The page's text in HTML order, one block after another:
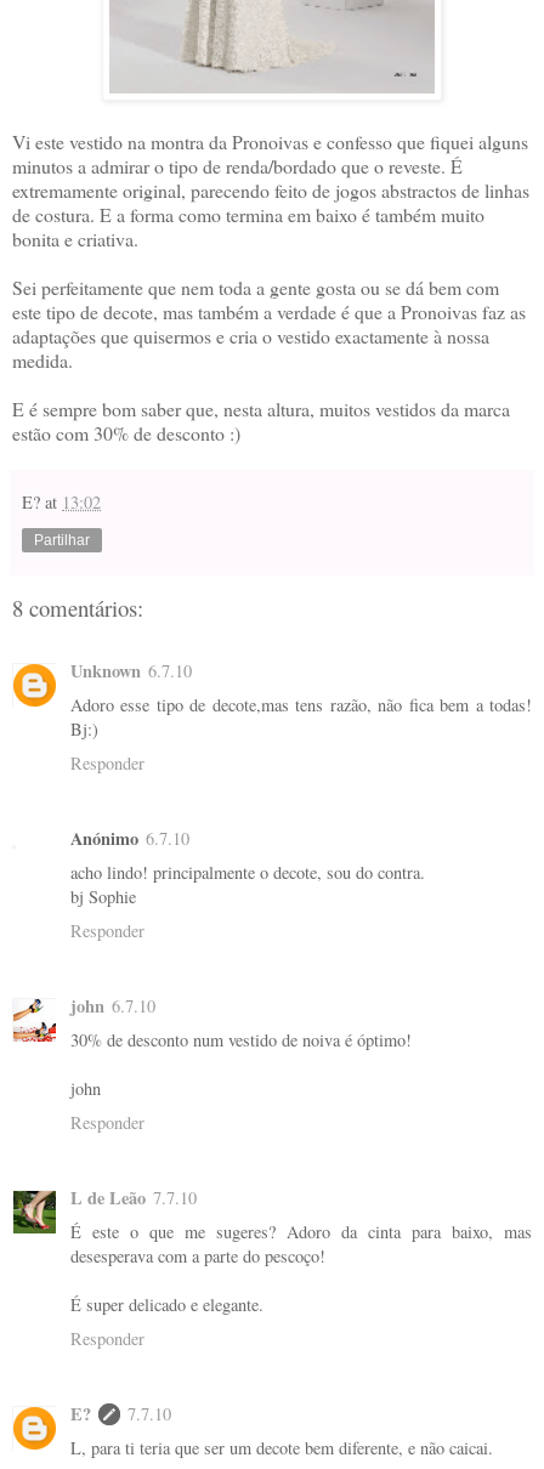
Vi este vestido na montra da Pronoivas e confesso que fiquei alguns
minutos a admirar o tipo de renda/bordado que o reveste. É
extremamente original, parecendo feito de jogos abstractos de linhas
de costura. E a forma como termina em baixo é também muito
bonita e criativa.
Sei perfeitamente que nem toda a gente gosta ou se dá bem com
este tipo de decote, mas também a verdade é que a Pronoivas faz as
adaptações que quisermos e cria o vestido exactamente à nossa
medida.
E é sempre bom saber que, nesta altura, muitos vestidos da marca
estão com 30% de desconto :)
E? at 13:02
Partilhar
8 comentários:
Unknown 6.7.10
Adoro esse tipo de decote,mas tens razão, não fica bem a todas!
Bj:)
Responder
Anónimo 6.7.10
acho lindo! principalmente o decote, sou do contra.
bj Sophie
Responder
john 6.7.10
30% de desconto num vestido de noiva é óptimo!
john
Responder
L de Leão 7.7.10
É este o que me sugeres? Adoro da cinta para baixo, mas
desesperava com a parte do pescoço!
É super delicado e elegante.
Responder
E?
7.7.10
L, para ti teria que ser um decote bem diferente, e não caicai.